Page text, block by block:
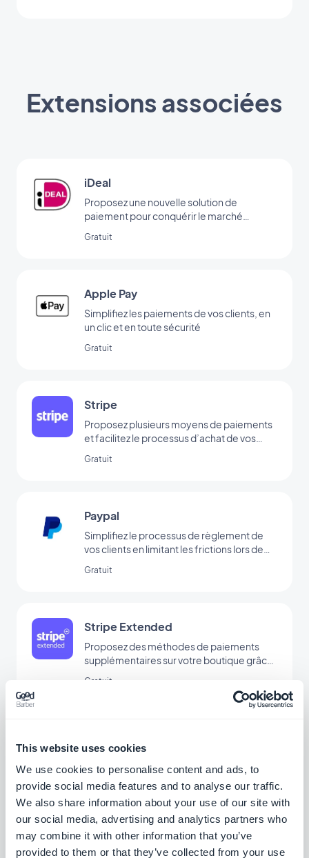
This website uses cookies
We use cookies to personalise content and ads, to
provide social media features and to analyse our traffic.
We also share information about your use of our site with
our social media, advertising and analytics partners who
may combine it with other information that you’ve
provided to them or that they’ve collected from your use
Extensions associées
iDeal
Proposez une nouvelle solution de
paiement pour conquérir le marché
Gratuit
Apple Pay
Simplifiez les paiements de vos clients, en
un clic et en toute sécurité
Gratuit
Stripe
Proposez plusieurs moyens de paiements
et facilitez le processus d’achat de vos
Gratuit
Paypal
Simplifiez le processus de règlement de
vos clients en limitant les frictions lors de
Gratuit
Stripe Extended
Proposez des méthodes de paiements
supplémentaires sur votre boutique grâce
Gratuit
paiement pour conquérir le marché
polonais
Gratuit
Klarna